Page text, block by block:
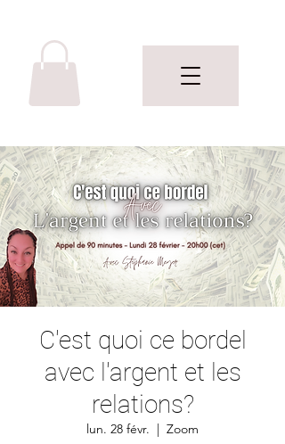
C'est quoi ce bordel
avec l'argent et les
relations?
lun. 28 févr.
  |
Zoom